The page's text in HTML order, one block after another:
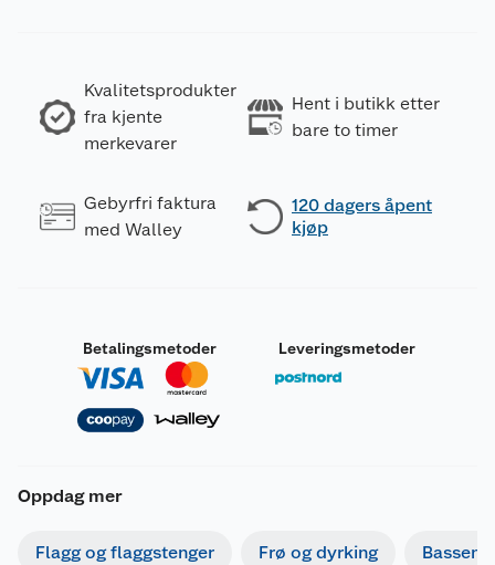
Kvalitetsprodukter
fra kjente
merkevarer
Hent i butikk etter
bare to timer
Gebyrfri faktura
med Walley
120 dagers åpent
kjøp
Betalingsmetoder Leveringsmetoder
Oppdag mer
Flagg og flaggstenger Frø og dyrking Basseng